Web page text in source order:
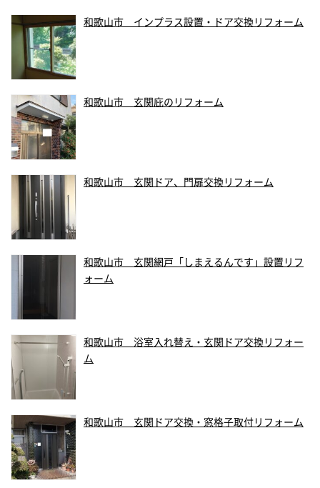
和歌山市 インプラス設置・ドア交換リフォーム
和歌山市 玄関庇のリフォーム
和歌山市 玄関ドア、門扉交換リフォーム
和歌山市 玄関網戸「しまえるんです」設置リフ
ォーム
和歌山市 浴室入れ替え・玄関ドア交換リフォー
ム
和歌山市 玄関ドア交換・窓格子取付リフォーム